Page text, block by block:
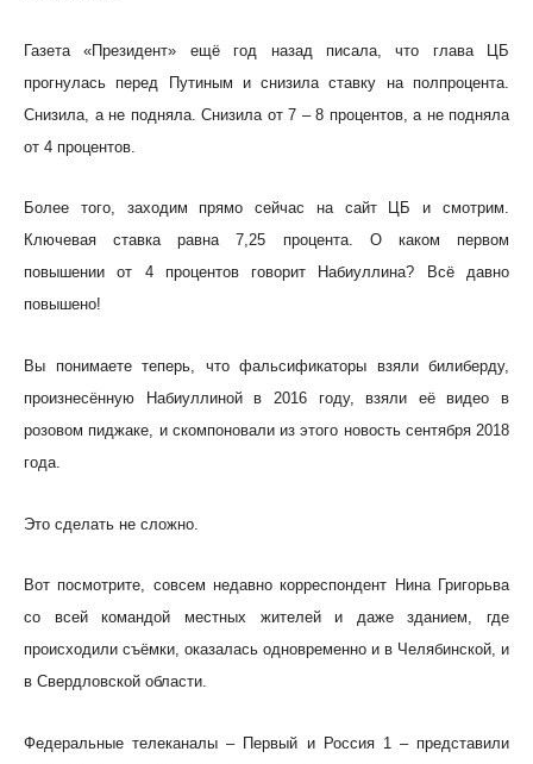
Газета «Президент» ещё год назад писала, что глава ЦБ
прогнулась перед Путиным и снизила ставку на полпроцента.
Снизила, а не подняла. Снизила от 7 – 8 процентов, а не подняла
от 4 процентов.
Более того, заходим прямо сейчас на сайт ЦБ и смотрим.
Ключевая ставка равна 7,25 процента. О каком первом
повышении от 4 процентов говорит Набиуллина? Всё давно
повышено!
Вы понимаете теперь, что фальсификаторы взяли билиберду,
произнесённую Набиуллиной в 2016 году, взяли её видео в
розовом пиджаке, и скомпоновали из этого новость сентября 2018
года.
Это сделать не сложно.
Вот посмотрите, совсем недавно корреспондент Нина Григорьва
со всей командой местных жителей и даже зданием, где
происходили съёмки, оказалась одновременно и в Челябинской, и
в Свердловской области.
Федеральные телеканалы – Первый и Россия 1 – представили